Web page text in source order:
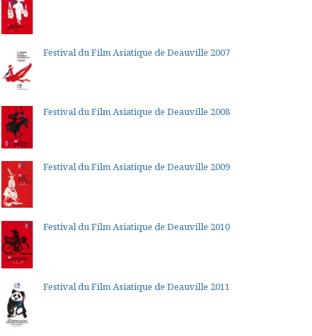
Festival du Film Asiatique de Deauville 2007
Festival du Film Asiatique de Deauville 2008
Festival du Film Asiatique de Deauville 2009
Festival du Film Asiatique de Deauville 2010
Festival du Film Asiatique de Deauville 2011